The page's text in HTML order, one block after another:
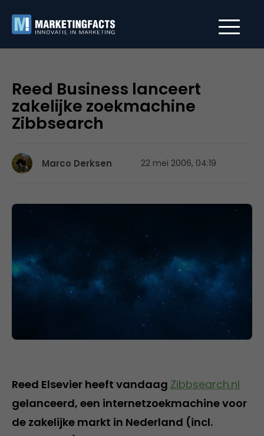
Reed Business lanceert
zakelijke zoekmachine
Zibbsearch
Marco Derksen 22 mei 2006, 04:19
Reed Elsevier heeft vandaag Zibbsearch.nl
gelanceerd, een internetzoekmachine voor
de zakelijke markt in Nederland (incl.